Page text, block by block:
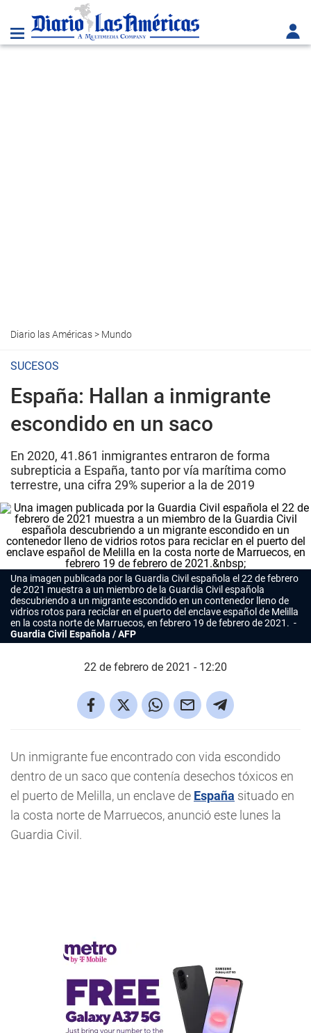
Diario las Américas> Mundo
SUCESOS
España: Hallan a inmigrante
escondido en un saco
En 2020, 41.861 inmigrantes entraron de forma
subrepticia a España, tanto por vía marítima como
terrestre, una cifra 29% superior a la de 2019
Una imagen publicada por la Guardia Civil española el 22 de febrero
de 2021 muestra a un miembro de la Guardia Civil española
descubriendo a un migrante escondido en un contenedor lleno de
vidrios rotos para reciclar en el puerto del enclave español de Melilla
en la costa norte de Marruecos, en febrero 19 de febrero de 2021.
Guardia Civil Española / AFP
22 de febrero de 2021 - 12:20
Un inmigrante fue encontrado con vida escondido
dentro de un saco que contenía desechos tóxicos en
el puerto de Melilla, un enclave de España situado en
la costa norte de Marruecos, anunció este lunes la
Guardia Civil.